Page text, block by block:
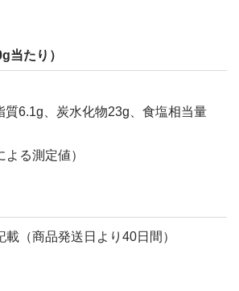
当たり）
質6.1g、炭水化物23g、食塩相当量
よる測定値）
（商品発送日より40日間）